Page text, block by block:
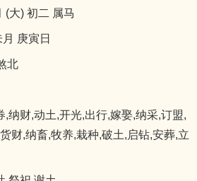
) 初二 属马
庚寅日
北
,纳财,动土,开光,出行,嫁娶,纳采,订盟,
财,纳畜,牧养,栽种,破土,启钻,安葬,立